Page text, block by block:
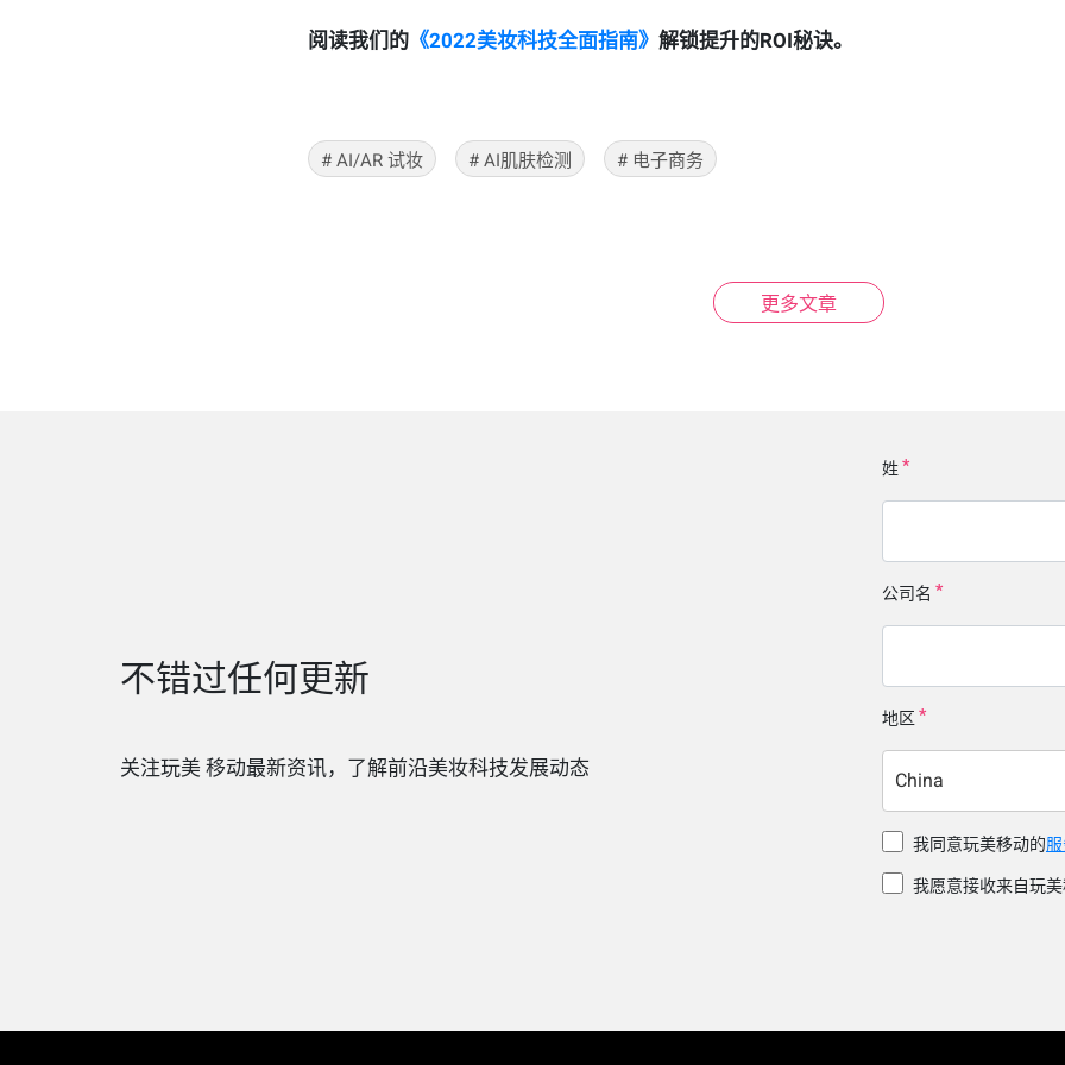
阅读我们的《2022美妆科技全面指南》 解锁提升的ROI秘诀。
# AI/AR 试妆 # AI肌肤检测 # 电子商务
更多文章
不错过任何更新
关注玩美 移动最新资讯，了解前沿美妆科技发展动态
姓
公司名
地区
China
我同意玩美移动的
我愿意接收来自玩